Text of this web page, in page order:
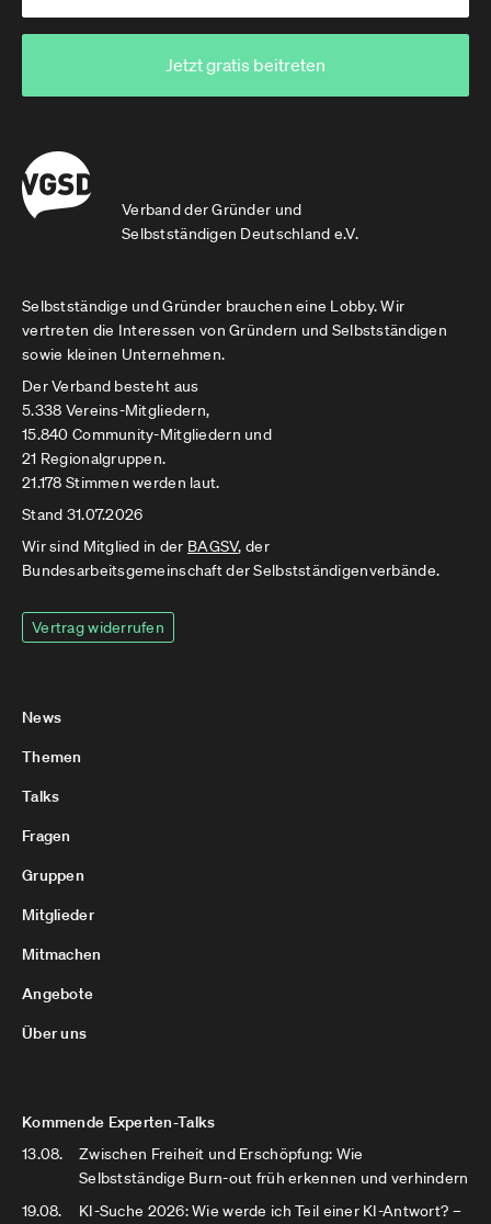
Verband der Gründer und
Selbstständigen Deutschland e.V.
Jetzt gratis beitreten
Selbstständige und Gründer brauchen eine Lobby. Wir
vertreten die Interessen von Gründern und Selbstständigen
sowie kleinen Unternehmen.
Der Verband besteht aus
5.338 Vereins-Mitgliedern,
15.840 Community-Mitgliedern und
21 Regionalgruppen.
21.178 Stimmen werden laut.
Stand 31.07.2026
Wir sind Mitglied in der BAGSV, der
Bundesarbeitsgemeinschaft der Selbstständigenverbände.
Vertrag widerrufen
News
Themen
Talks
Fragen
Gruppen
Mitglieder
Mitmachen
Angebote
Über uns
Kommende Experten-Talks
13.08.
Zwischen Freiheit und Erschöpfung: Wie
Selbstständige Burn-out früh erkennen und verhindern
19.08.
KI-Suche 2026: Wie werde ich Teil einer KI-Antwort? –